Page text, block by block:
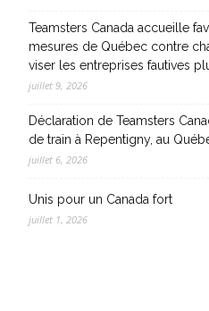
Teamsters Canada accueille
mesures de Québec contre
viser les entreprises fautives
juillet 9, 2026
Déclaration de Teamsters
de train à Repentigny, au
juillet 6, 2026
Unis pour un Canada fort
juillet 1, 2026